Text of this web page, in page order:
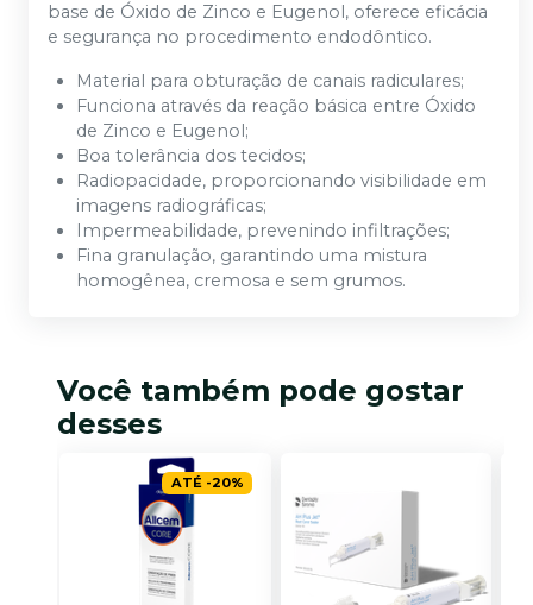
base de Óxido de Zinco e Eugenol, oferece eficácia
e segurança no procedimento endodôntico.
Material para obturação de canais radiculares;
Funciona através da reação básica entre Óxido
de Zinco e Eugenol;
Boa tolerância dos tecidos;
Radiopacidade, proporcionando visibilidade em
imagens radiográficas;
Impermeabilidade, prevenindo infiltrações;
Fina granulação, garantindo uma mistura
homogênea, cremosa e sem grumos.
Você também pode gostar
desses
ATÉ -20%